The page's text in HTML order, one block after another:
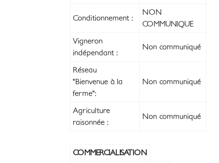
Conditionnement :
NON
COMMUNIQUE
Vigneron
indépendant :
Non communiqué
Réseau
"Bienvenue à la
ferme":
Non communiqué
Agriculture
raisonnée :
Non communiqué
COMMERCIALISATION